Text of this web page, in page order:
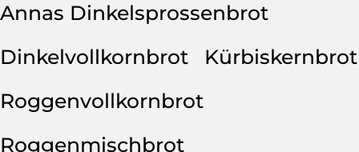
Annas Dinkelsprossenbrot
Dinkelvollkornbrot
Kürbiskernbrot
Roggenvollkornbrot
Roggenmischbrot